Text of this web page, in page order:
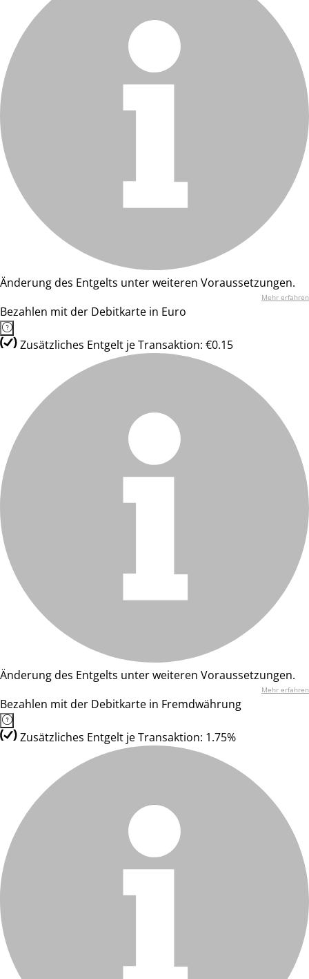
Änderung des Entgelts unter weiteren Voraussetzungen.
Mehr erfahren
Bezahlen mit der Debitkarte in Euro
Zusätzliches Entgelt je Transaktion: €0.15
Änderung des Entgelts unter weiteren Voraussetzungen.
Mehr erfahren
Bezahlen mit der Debitkarte in Fremdwährung
Zusätzliches Entgelt je Transaktion: 1.75%